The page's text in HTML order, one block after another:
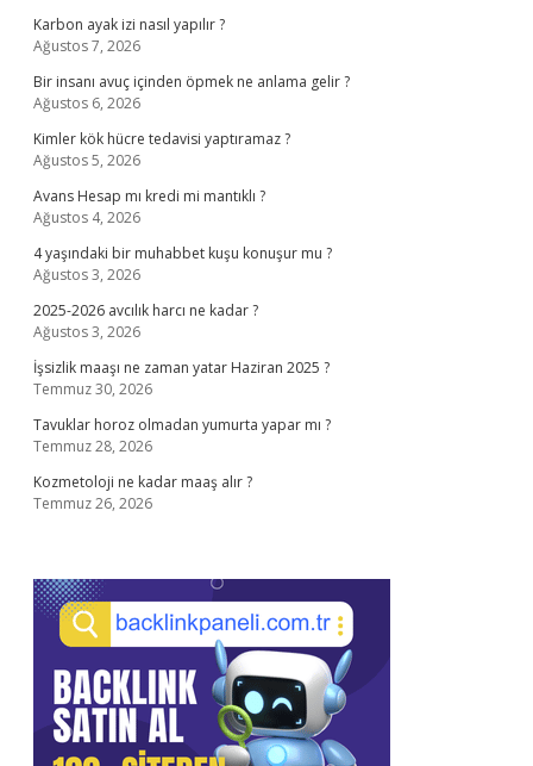
Karbon ayak izi nasıl yapılır ?
Ağustos 7, 2026
Bir insanı avuç içinden öpmek ne anlama gelir ?
Ağustos 6, 2026
Kimler kök hücre tedavisi yaptıramaz ?
Ağustos 5, 2026
Avans Hesap mı kredi mi mantıklı ?
Ağustos 4, 2026
4 yaşındaki bir muhabbet kuşu konuşur mu ?
Ağustos 3, 2026
2025-2026 avcılık harcı ne kadar ?
Ağustos 3, 2026
İşsizlik maaşı ne zaman yatar Haziran 2025 ?
Temmuz 30, 2026
Tavuklar horoz olmadan yumurta yapar mı ?
Temmuz 28, 2026
Kozmetoloji ne kadar maaş alır ?
Temmuz 26, 2026